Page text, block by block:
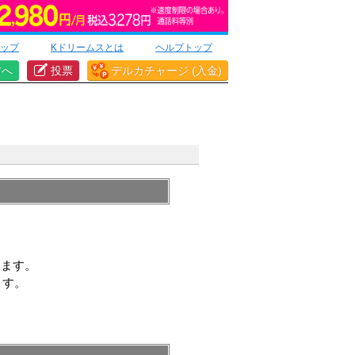
プ Kドリームスとは ヘルプトップ
投票 デルカチャージ (入金)
す。
。